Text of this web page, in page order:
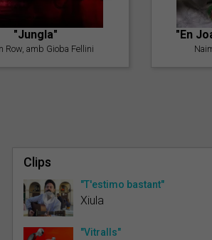
"Jungla"
Row, amb Gioba Fellini
"En
Clips
"T'estimo bastant"
Xiula
"Vitralls"